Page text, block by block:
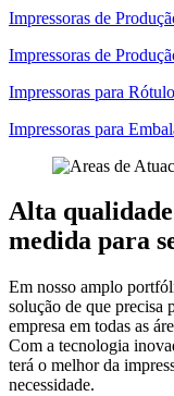
Impressoras de
Impressoras de
Impressoras para
Impressoras para
Alta
medida para
Em nosso amplo
solução de que precisa
empresa em todas as
Com a tecnologia
terá o melhor da
necessidade.